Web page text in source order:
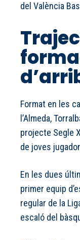
del València
Format en les
l’Almeda,
projecte Segle
de joves
En les dues
primer equip
regular de la
escaló del